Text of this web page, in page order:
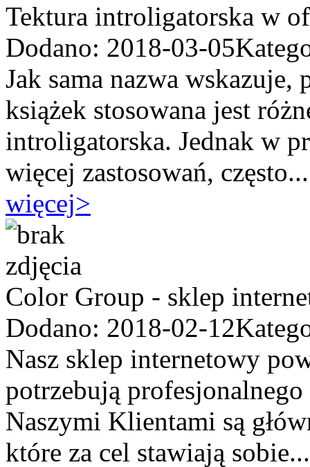
Tektura introligatorska w
Dodano: 2018-03-05
Jak sama nazwa
książek stosowana jest
introligatorska. Jednak w
więcej zastosowań, często...
więcej>
Color Group - sklep
Dodano: 2018-02-12
Nasz sklep internetowy
potrzebują
Naszymi Klientami są
które za cel stawiają sobie...